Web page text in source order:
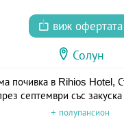
виж офертата
Солун
почивка в Rihios Hotel,
септември със
+ полупансион